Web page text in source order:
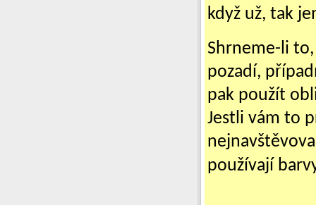
když už, tak
Shrneme-li
pozadí,
pak použít
Jestli vám to
používají